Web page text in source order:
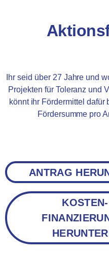
Ihr seid über 27 Jahre und
Projekten für Toleranz und
könnt ihr Fördermittel dafür
Fördersumme pro
ANTRAG